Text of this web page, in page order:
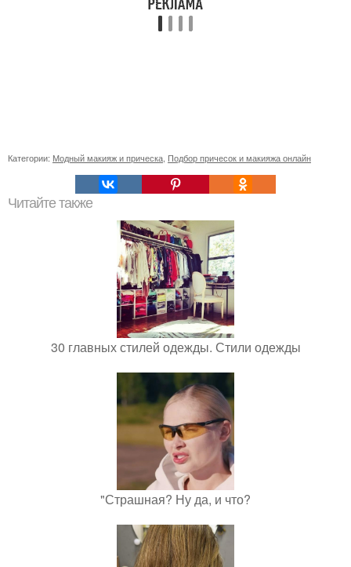
Категории: Модный макияж и прическа, Подбор причесок и макияжа онлайн
Читайте также
30 главных стилей одежды. Стили одежды
"Страшная? Ну да, и что?